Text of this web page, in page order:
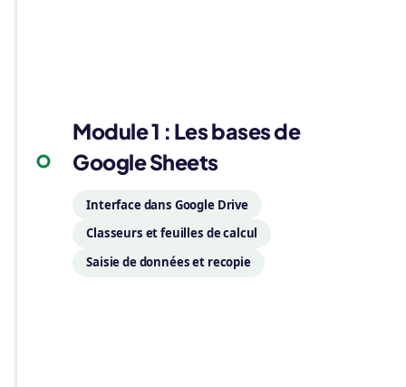
Module 1 : Les bases de
Google Sheets
Interface dans Google Drive
Classeurs et feuilles de calcul
Saisie de données et recopie